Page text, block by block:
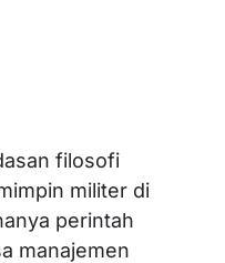
filosofi
militer di
perintah
manajemen